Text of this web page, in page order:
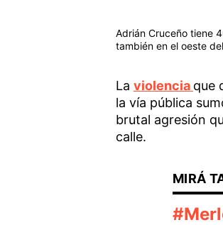
Adrián Cruceño tiene
también en el oeste
La violencia que
la vía pública
brutal agresión
calle.